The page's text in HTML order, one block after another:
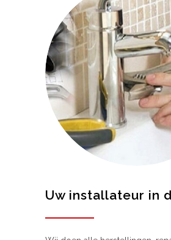
Uw installateur in